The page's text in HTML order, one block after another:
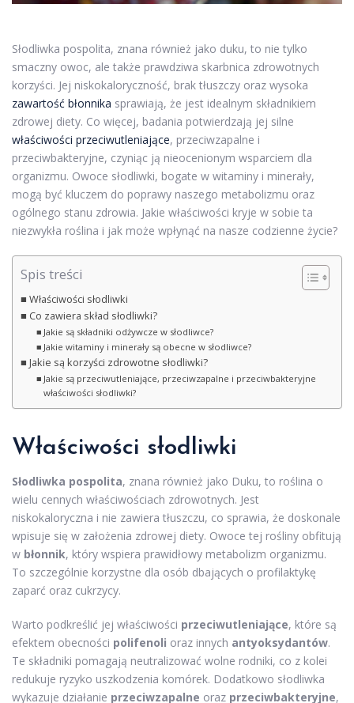
Słodliwka pospolita, znana również jako duku, to nie tylko
smaczny owoc, ale także prawdziwa skarbnica zdrowotnych
korzyści. Jej niskokaloryczność, brak tłuszczy oraz wysoka
zawartość błonnika sprawiają, że jest idealnym składnikiem
zdrowej diety. Co więcej, badania potwierdzają jej silne
właściwości przeciwutleniające, przeciwzapalne i
przeciwbakteryjne, czyniąc ją nieocenionym wsparciem dla
organizmu. Owoce słodliwki, bogate w witaminy i minerały,
mogą być kluczem do poprawy naszego metabolizmu oraz
ogólnego stanu zdrowia. Jakie właściwości kryje w sobie ta
niezwykła roślina i jak może wpłynąć na nasze codzienne życie?
Spis treści
Właściwości słodliwki
Co zawiera skład słodliwki?
Jakie są składniki odżywcze w słodliwce?
Jakie witaminy i minerały są obecne w słodliwce?
Jakie są korzyści zdrowotne słodliwki?
Jakie są przeciwutleniające, przeciwzapalne i przeciwbakteryjne
właściwości słodliwki?
Właściwości słodliwki
Słodliwka pospolita, znana również jako Duku, to roślina o
wielu cennych właściwościach zdrowotnych. Jest
niskokaloryczna i nie zawiera tłuszczu, co sprawia, że doskonale
wpisuje się w założenia zdrowej diety. Owoce tej rośliny obfitują
w błonnik, który wspiera prawidłowy metabolizm organizmu.
To szczególnie korzystne dla osób dbających o profilaktykę
zaparć oraz cukrzycy.
Warto podkreślić jej właściwości przeciwutleniające, które są
efektem obecności polifenoli oraz innych antyoksydantów.
Te składniki pomagają neutralizować wolne rodniki, co z kolei
redukuje ryzyko uszkodzenia komórek. Dodatkowo słodliwka
wykazuje działanie przeciwzapalne oraz przeciwbakteryjne,